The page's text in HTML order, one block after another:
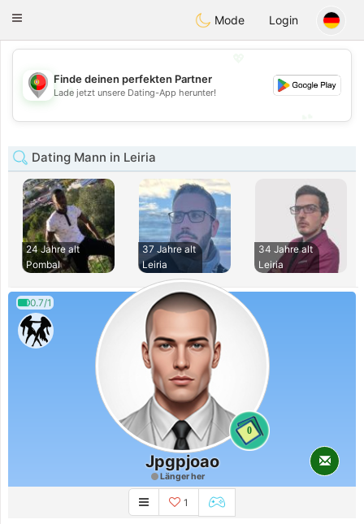
Portugues
Toggle
Mode Login
💖
💕
Finde deinen perfekten Partner
Lade jetzt unsere Dating-App herunter!
Dating Mann in Leiria
24 Jahre alt
Pombal
37 Jahre alt
Leiria
34 Jahre alt
Leiria
0.7/1
0
Jpgpjoao
Länger her
1